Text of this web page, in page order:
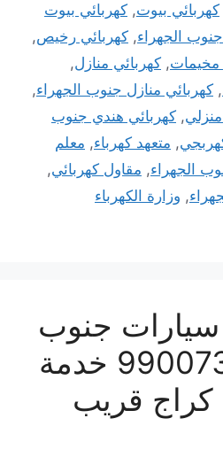
كهربائي بيوت, كهربائي بيوت
الجهراء, كهربائي رخيص,
مخيمات, كهربائي منازل,
, كهربائي منازل جنوب الجهراء,
, كهربائي هندي جنوب
, متعهد كهرباء, معلم
الجهراء, مقاول كهربائي,
, وزارة الكهرباء
جنوب
الجهراء 99007355 خدمة
كراج قريب